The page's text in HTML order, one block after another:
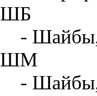
ШБ
- Шайбы,
ШМ
- Шайбы,